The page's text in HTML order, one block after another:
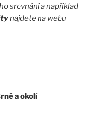
srovnání a například
najdete na webu
a okolí